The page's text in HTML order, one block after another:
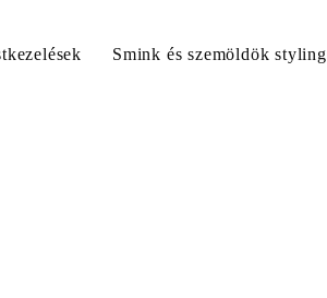
Smink és szemöldök styling